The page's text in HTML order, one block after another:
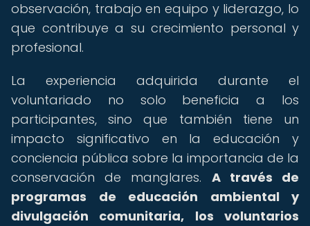
observación, trabajo en equipo y liderazgo, lo
que contribuye a su crecimiento personal y
profesional.
La experiencia adquirida durante el
voluntariado no solo beneficia a los
participantes, sino que también tiene un
impacto significativo en la educación y
conciencia pública sobre la importancia de la
conservación de manglares. A través de
programas de educación ambiental y
divulgación comunitaria, los voluntarios